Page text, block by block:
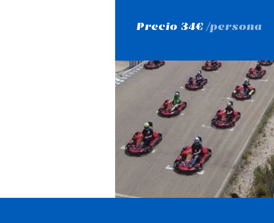
Precio 34€ /persona